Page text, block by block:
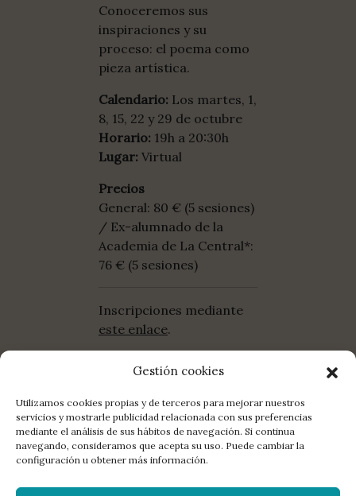
Gestión cookies
Utilizamos cookies propias y de terceros para mejorar nuestros
servicios y mostrarle publicidad relacionada con sus preferencias
mediante el análisis de sus hábitos de navegación. Si continua
navegando, consideramos que acepta su uso. Puede cambiar la
configuración u obtener más información.
Conoceremos sus
inspiraciones y su
proceso: el poema como
pieza artística.
Calendario: Los martes, 1,
8, 15, 22 y 29 de octubre
Horario: 19h a 20:30h
Lugar: Virtual
Precios
General: 80 € (5 sesiones)
/ Ex-alumnado de la
Academia de La Central*:
76 € (5 sesiones)
Inscripciones mediante
este enlace.
COMPARTE:FACEBOOKTWITTERE-MAIL
LA EDITORIAL DISTRIBUCIÓN CONTACTO LIBROS